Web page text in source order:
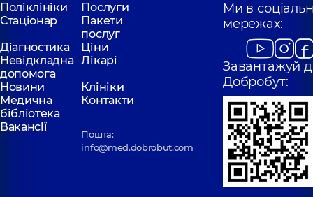
Поліклініки
Послуги
Стаціонар
Пакети
послуг
Діагностика
Ціни
Невідкладна
допомога
Лікарі
Новини
Клініки
Медична
бібліотека
Контакти
Вакансії
Пошта:
info@med.dobrobut.com
Ми в
мережах:
Завантажуй
Добробут: